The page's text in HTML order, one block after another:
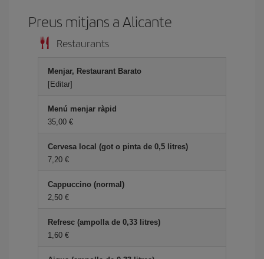
Preus mitjans a Alicante
Restaurants
Menjar, Restaurant Barato
[Editar]
Menú menjar ràpid
35,00
Cervesa local (got o pinta de 0,5 litres)
7,20
Cappuccino (normal)
2,50
Refresc (ampolla de 0,33 litres)
1,60